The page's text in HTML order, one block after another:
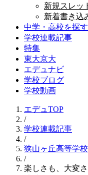
新規スレッ
新着書き込
中学・高校を探す
学校連載記事
特集
東大京大
エデュナビ
学校ブログ
学校動画
エデュTOP
/
学校連載記事
/
狭山ヶ丘高等学
/
楽しさも、大変